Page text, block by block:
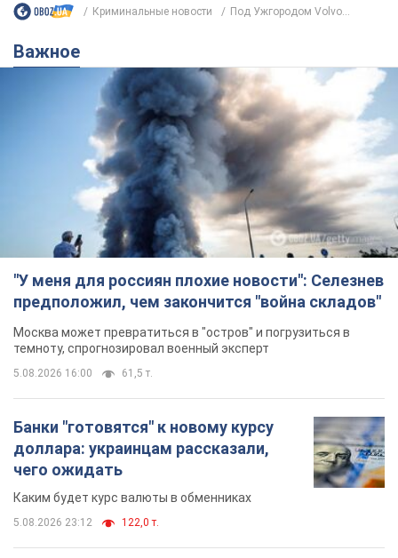
"У меня для россиян плохие новости": Селезнев
предположил, чем закончится "война складов"
Москва может превратиться в "остров" и погрузиться в
темноту, спрогнозировал военный эксперт
5.08.2026 16:00 61,5 т.
Банки "готовятся" к новому курсу
доллара: украинцам рассказали,
чего ожидать
5.08.2026 23:12 122,0 т.
"Джипинг разрушает экосистемы,
которые формировались сотни
лет": в Greenpeace забили тревогу
В высокогорье расположены альпийские и
комплексы, которые формировались на протяжении сотен
лет